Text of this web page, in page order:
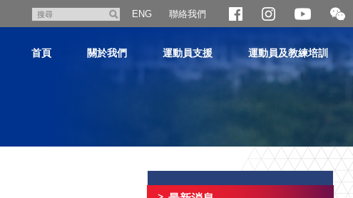
尋
ENG 聯絡我們
開
合
二
維
首頁 關於我們 運動員支援 運動員及教練培訓